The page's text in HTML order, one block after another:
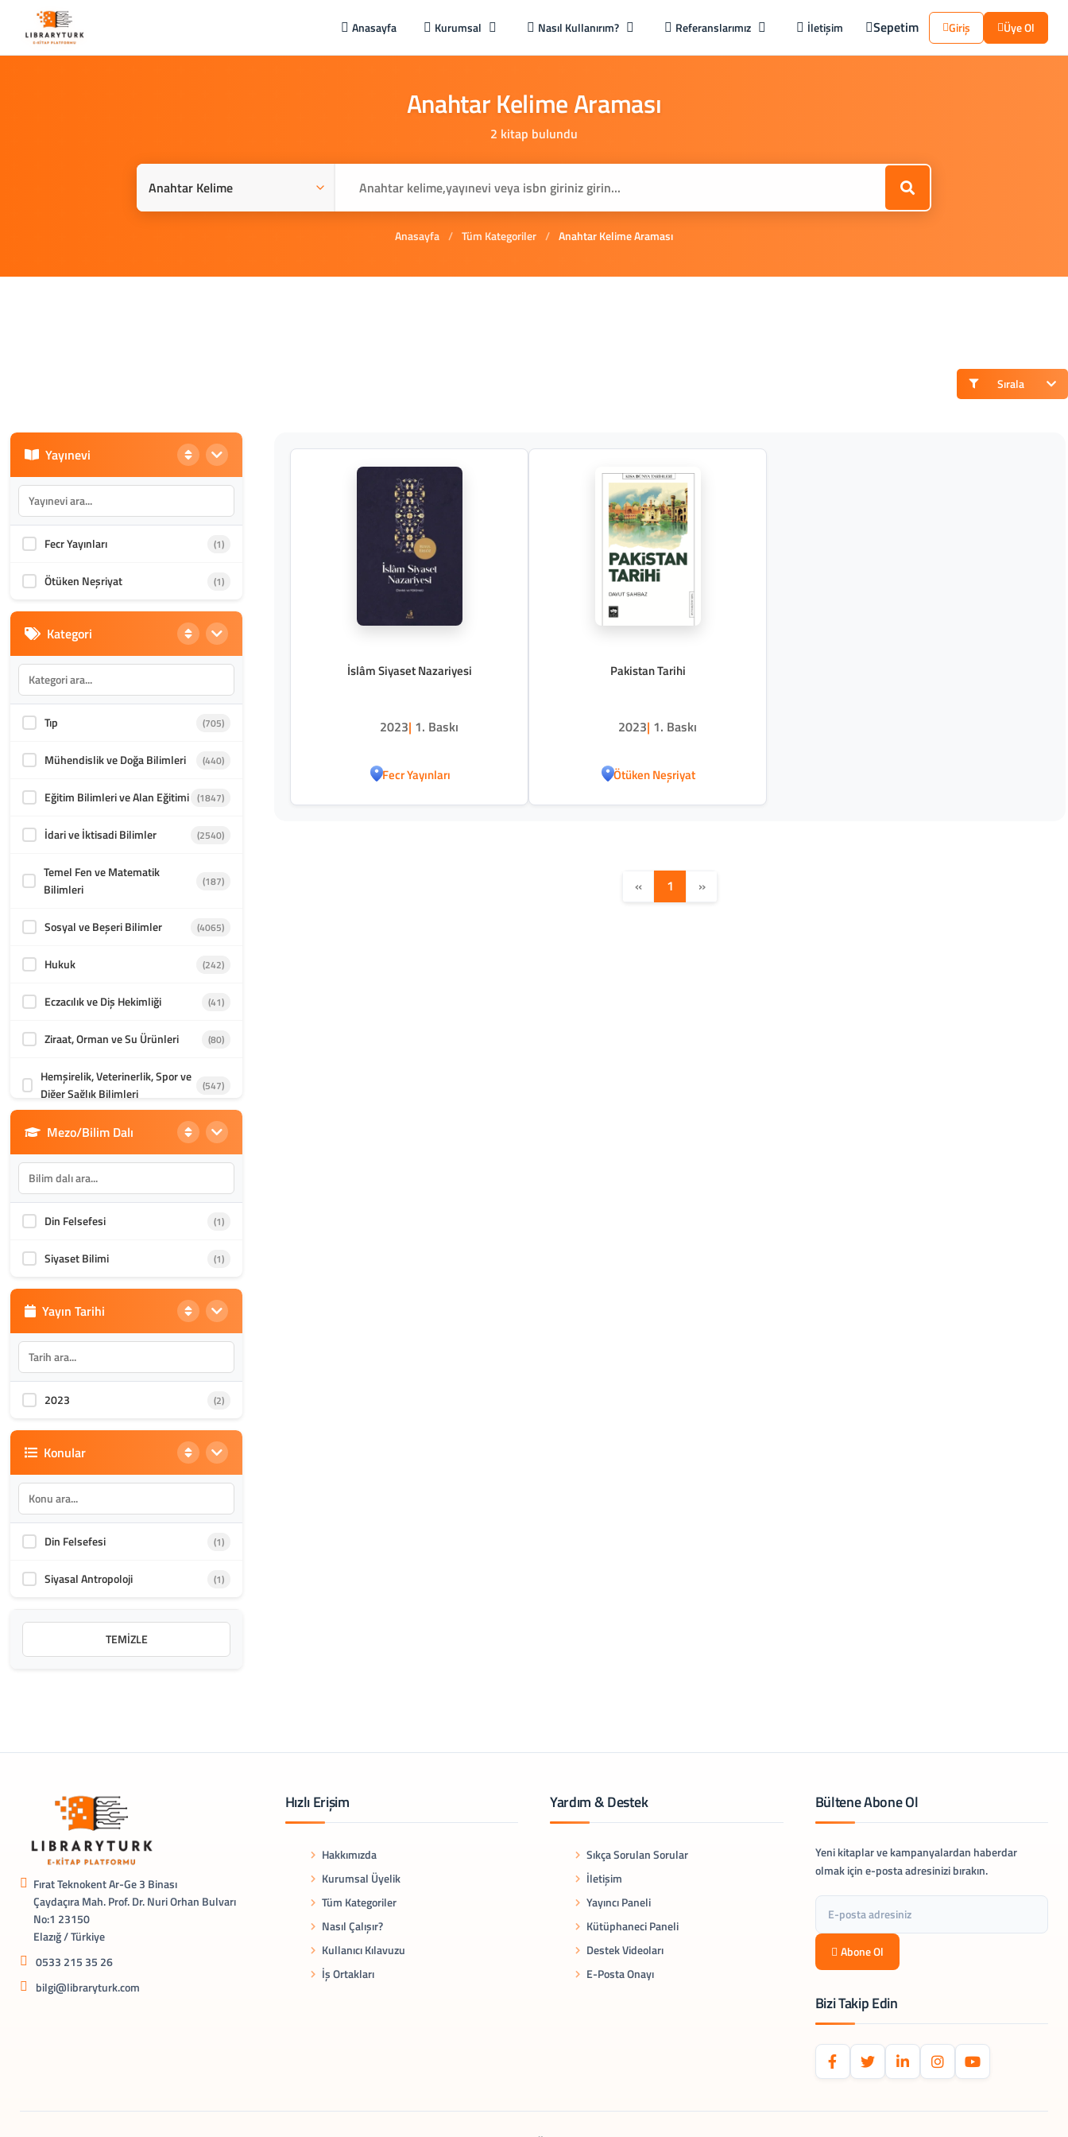
Anasayfa Kurumsal Nasıl Kullanırım? Referanslarımız İletişim Sepetim Giriş Üye Ol
AnahtarKelimeAraması
2 kitap bulundu
Anasayfa / Tüm Kategoriler / Anahtar Kelime Araması
Sırala
Yayınevi
Fecr Yayınları (1)
Ötüken Neşriyat (1)
Kategori
Tıp (705)
Mühendislik ve Doğa Bilimleri (440)
Eğitim Bilimleri ve Alan Eğitimi (1847)
İdari ve İktisadi Bilimler (2540)
Temel Fen ve Matematik
Bilimleri
(187)
Sosyal ve Beşeri Bilimler (4065)
Hukuk (242)
Eczacılık ve Diş Hekimliği (41)
Ziraat, Orman ve Su Ürünleri (80)
Hemşirelik, Veterinerlik, Spor ve
Diğer Sağlık Bilimleri
(547)
Din Bilimleri (1986)
İletişim, Mimarlık ve Güzel
Sanatlar
Akademik Kültür (1588)
Mezo/Bilim Dalı
Din Felsefesi (1)
Siyaset Bilimi (1)
Yayın Tarihi
2023 (2)
Konular
Din Felsefesi (1)
Siyasal Antropoloji (1)
TEMIZLE
İslâm Siyaset Nazariyesi
2023| 1. Baskı
Fecr Yayınları
Pakistan Tarihi
2023| 1. Baskı
Ötüken Neşriyat
« 1 »
Fırat Teknokent Ar-Ge 3 Binası
Çaydaçıra Mah. Prof. Dr. Nuri Orhan Bulvarı
No:1 23150
Elazığ / Türkiye
0533 215 35 26
bilgi@libraryturk.com
Hızlı Erişim
Hakkımızda
Kurumsal Üyelik
Tüm Kategoriler
Nasıl Çalışır?
Kullanıcı Kılavuzu
İş Ortakları
Yardım & Destek
Sıkça Sorulan Sorular
İletişim
Yayıncı Paneli
Kütüphaneci Paneli
Destek Videoları
E-Posta Onayı
Bültene Abone Ol
Yeni kitaplar ve kampanyalardan haberdar
olmak için e-posta adresinizi bırakın.
Abone Ol
Bizi Takip Edin